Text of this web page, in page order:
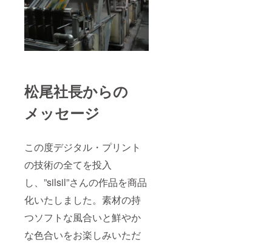
松尾社長からの
メッセージ
この度デジタル・プリント
の技術の全てを投入
し、”silsil”さんの作品を商品
化いたしました。素材の持
つソフトな風合いと鮮やか
な色合いをお楽しみいただ